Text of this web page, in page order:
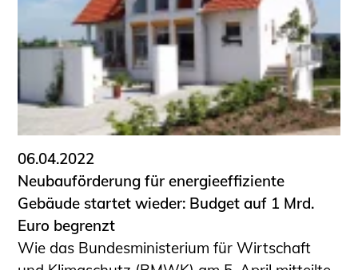
06.04.2022
Neubauförderung für energieeffiziente
Gebäude startet wieder: Budget auf 1 Mrd.
Euro begrenzt
Wie das Bundesministerium für Wirtschaft